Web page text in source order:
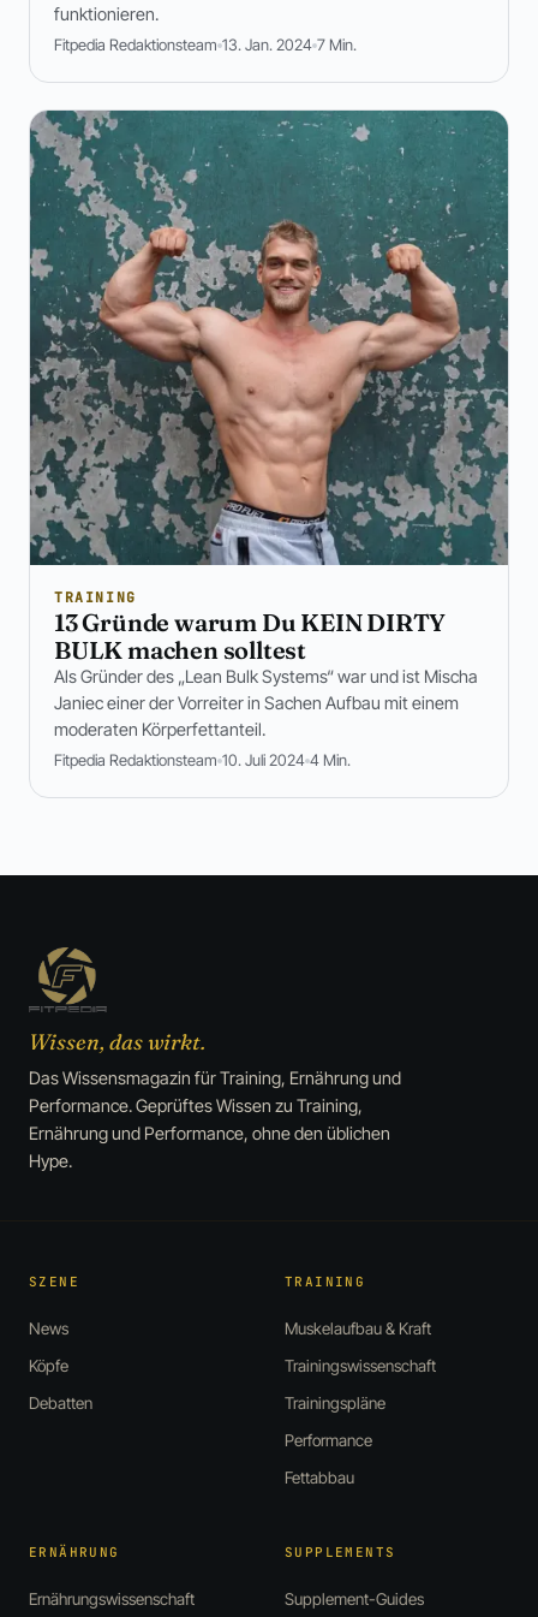
funktionieren.
Fitpedia Redaktionsteam 13. Jan. 2024 7 Min.
TRAINING
13 Gründe warum Du KEIN DIRTY
BULK machen solltest
Als Gründer des „Lean Bulk Systems“ war und ist Mischa
Janiec einer der Vorreiter in Sachen Aufbau mit einem
moderaten Körperfettanteil.
Fitpedia Redaktionsteam 10. Juli 2024 4 Min.
Wissen, das wirkt.
Das Wissensmagazin für Training, Ernährung und
Performance. Geprüftes Wissen zu Training,
Ernährung und Performance, ohne den üblichen
Hype.
SZENE
News
Köpfe
Debatten
TRAINING
Muskelaufbau & Kraft
Trainingswissenschaft
Trainingspläne
Performance
Fettabbau
ERNÄHRUNG
Ernährungswissenschaft
SUPPLEMENTS
Supplement-Guides